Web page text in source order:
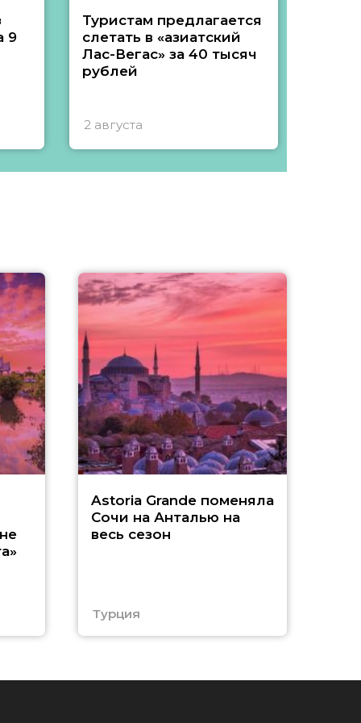
9
Туристам предлагается
слетать в «азиатский
Лас-Вегас» за 40 тысяч
рублей
2 августа
Astoria Grande поменяла
Сочи на Анталью на
весь сезон
Турция